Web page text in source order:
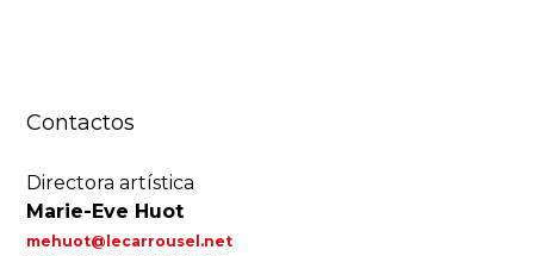
Contactos
Directora artística
Marie-Eve Huot
mehuot@lecarrousel.net